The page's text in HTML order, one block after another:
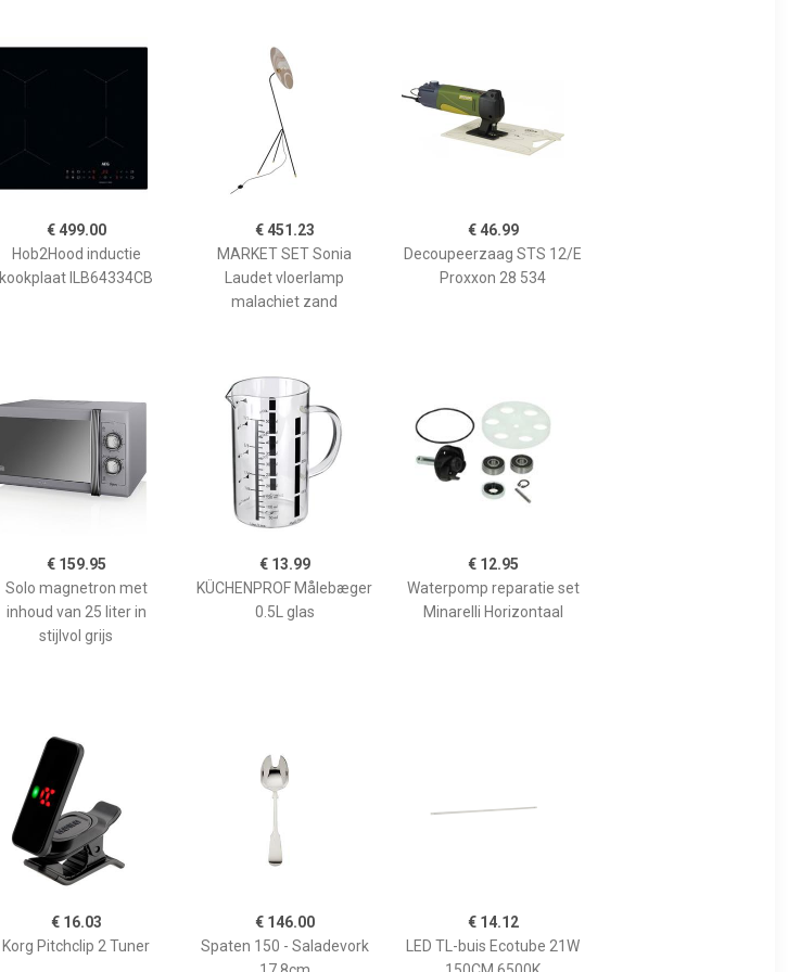
€ 499.00
Hob2Hood inductie
kookplaat ILB64334CB
€ 451.23
MARKET SET Sonia
Laudet vloerlamp
malachiet zand
€ 46.99
Decoupeerzaag STS 12/E
Proxxon 28 534
€ 159.95
Solo magnetron met
inhoud van 25 liter in
stijlvol grijs
€ 13.99
KÜCHENPROF Målebæger
0.5L glas
€ 12.95
Waterpomp reparatie set
Minarelli Horizontaal
€ 16.03
Korg Pitchclip 2 Tuner
€ 146.00
Spaten 150 - Saladevork
€ 14.12
LED TL-buis Ecotube 21W